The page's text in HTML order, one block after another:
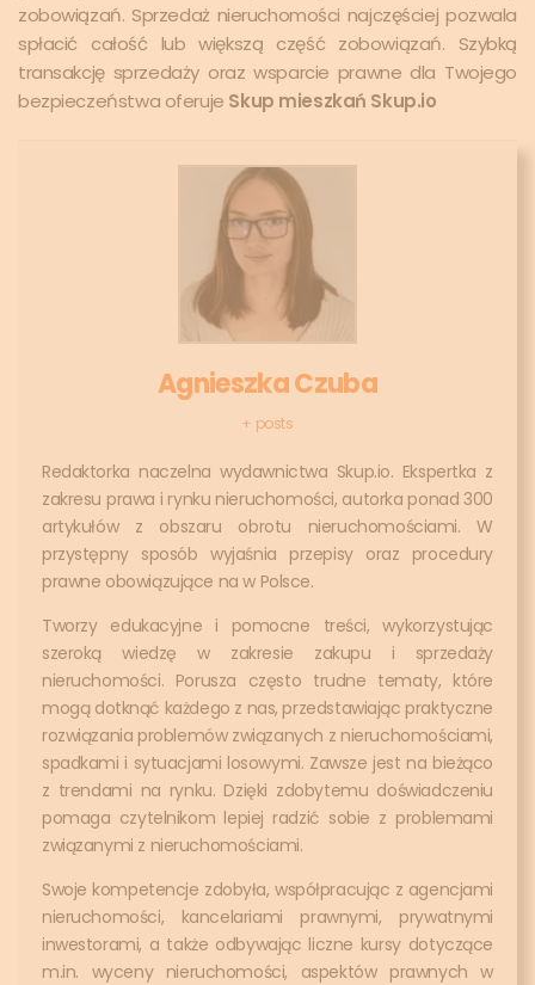
zobowiązań. Sprzedaż nieruchomości najczęściej pozwala
spłacić całość lub większą część zobowiązań. Szybką
transakcję sprzedaży oraz wsparcie prawne dla Twojego
bezpieczeństwa oferuje Skup mieszkań Skup.io
Agnieszka Czuba
+ posts
Redaktorka naczelna wydawnictwa Skup.io. Ekspertka z
zakresu prawa i rynku nieruchomości, autorka ponad 300
artykułów z obszaru obrotu nieruchomościami. W
przystępny sposób wyjaśnia przepisy oraz procedury
prawne obowiązujące na w Polsce.
Tworzy edukacyjne i pomocne treści, wykorzystując
szeroką wiedzę w zakresie zakupu i sprzedaży
nieruchomości. Porusza często trudne tematy, które
mogą dotknąć każdego z nas, przedstawiając praktyczne
rozwiązania problemów związanych z nieruchomościami,
spadkami i sytuacjami losowymi. Zawsze jest na bieżąco
z trendami na rynku. Dzięki zdobytemu doświadczeniu
pomaga czytelnikom lepiej radzić sobie z problemami
związanymi z nieruchomościami.
Swoje kompetencje zdobyła, współpracując z agencjami
nieruchomości, kancelariami prawnymi, prywatnymi
inwestorami, a także odbywając liczne kursy dotyczące
m.in. wyceny nieruchomości, aspektów prawnych w